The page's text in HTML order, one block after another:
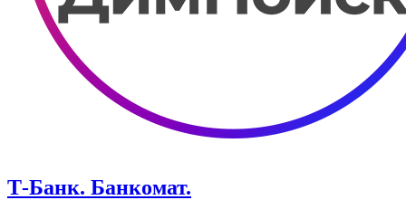
Т-Банк. ​Банкомат.